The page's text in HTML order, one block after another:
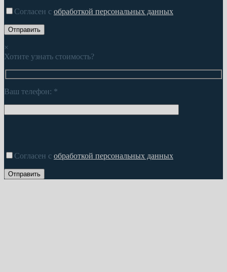
Согласен с обработкой персональных данных
×
Хотите узнать стоимость?
Ваш телефон: *
Согласен с обработкой персональных данных